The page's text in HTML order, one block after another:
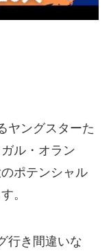
ヤングスターた
ル・オラン
ポテンシャル
。
行き間違いな